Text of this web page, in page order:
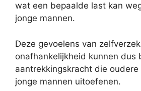
wat een bepaalde last kan
jonge mannen.
Deze gevoelens van
onafhankelijkheid kunnen dus
aantrekkingskracht die
jonge mannen uitoefenen.